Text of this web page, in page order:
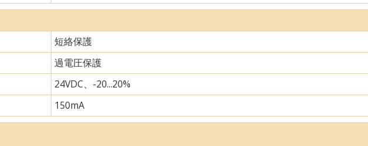
短絡保護
過電圧保護
24VDC、-20...20%
150mA